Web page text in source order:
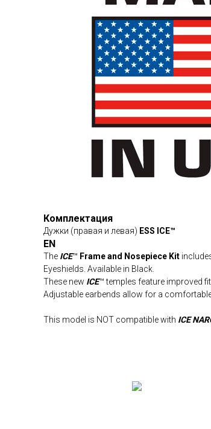
Комплектация
Дужки (правая и левая) ESS ICE™
EN
The ICE™ Frame and Nosepiece Kit
Eyeshields. Available in Black.
These new ICE™ temples feature improved
Adjustable earbends allow for a
This model is NOT compatible with ICE